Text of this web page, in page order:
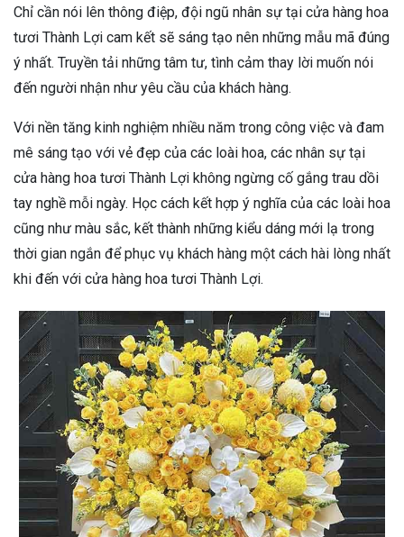
Chỉ cần nói lên thông điệp, đội ngũ nhân sự tại cửa hàng hoa
tươi Thành Lợi cam kết sẽ sáng tạo nên những mẫu mã đúng
ý nhất. Truyền tải những tâm tư, tình cảm thay lời muốn nói
đến người nhận như yêu cầu của khách hàng.
Với nền tăng kinh nghiệm nhiều năm trong công việc và đam
mê sáng tạo với vẻ đẹp của các loài hoa, các nhân sự tại
cửa hàng hoa tươi Thành Lợi không ngừng cố gắng trau dồi
tay nghề mỗi ngày. Học cách kết hợp ý nghĩa của các loài hoa
cũng như màu sắc, kết thành những kiểu dáng mới lạ trong
thời gian ngắn để phục vụ khách hàng một cách hài lòng nhất
khi đến với cửa hàng hoa tươi Thành Lợi.